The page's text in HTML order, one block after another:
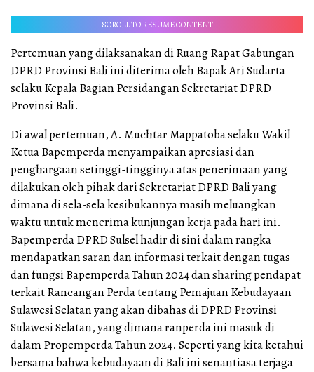
SCROLL TO RESUME CONTENT
Pertemuan yang dilaksanakan di Ruang Rapat Gabungan
DPRD Provinsi Bali ini diterima oleh Bapak Ari Sudarta
selaku Kepala Bagian Persidangan Sekretariat DPRD
Provinsi Bali.
Di awal pertemuan, A. Muchtar Mappatoba selaku Wakil
Ketua Bapemperda menyampaikan apresiasi dan
penghargaan setinggi-tingginya atas penerimaan yang
dilakukan oleh pihak dari Sekretariat DPRD Bali yang
dimana di sela-sela kesibukannya masih meluangkan
waktu untuk menerima kunjungan kerja pada hari ini.
Bapemperda DPRD Sulsel hadir di sini dalam rangka
mendapatkan saran dan informasi terkait dengan tugas
dan fungsi Bapemperda Tahun 2024 dan sharing pendapat
terkait Rancangan Perda tentang Pemajuan Kebudayaan
Sulawesi Selatan yang akan dibahas di DPRD Provinsi
Sulawesi Selatan, yang dimana ranperda ini masuk di
dalam Propemperda Tahun 2024. Seperti yang kita ketahui
bersama bahwa kebudayaan di Bali ini senantiasa terjaga